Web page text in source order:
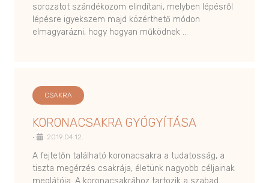
sorozatot szándékozom elindítani, melyben lépésről
lépésre igyekszem majd közérthető módon
elmagyarázni, hogy hogyan működnek …
CSAKRA
KORONACSAKRA GYÓGYÍTÁSA
• 2019.04.12.
A fejtetőn található koronacsakra a tudatosság, a
tiszta megérzés csakrája, életünk nagyobb céljainak
meglátója. A koronacsakrához tartozik a szabad